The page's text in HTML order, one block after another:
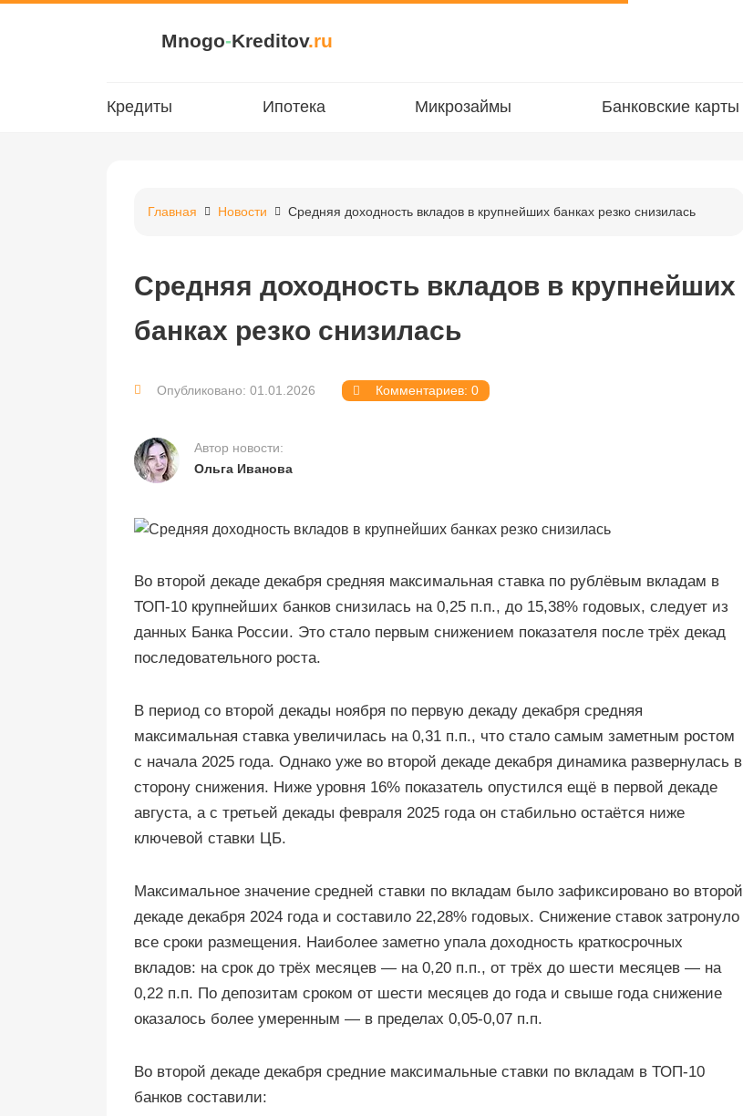
Mnogo-Kreditov.ru
Кредиты Ипотека Микрозаймы Банковские карты
Главная Новости Средняя доходность вкладов в крупнейших банках резко снизилась
Средняя доходность вкладов в крупнейших
банках резко снизилась
Опубликовано: 01.01.2026 Комментариев: 0
Автор новости:
Ольга Иванова
Во второй декаде декабря средняя максимальная ставка по рублёвым вкладам в
ТОП-10 крупнейших банков снизилась на 0,25 п.п., до 15,38% годовых, следует из
данных Банка России. Это стало первым снижением показателя после трёх декад
последовательного роста.
В период со второй декады ноября по первую декаду декабря средняя
максимальная ставка увеличилась на 0,31 п.п., что стало самым заметным ростом
с начала 2025 года. Однако уже во второй декаде декабря динамика развернулась в
сторону снижения. Ниже уровня 16% показатель опустился ещё в первой декаде
августа, а с третьей декады февраля 2025 года он стабильно остаётся ниже
ключевой ставки ЦБ.
Максимальное значение средней ставки по вкладам было зафиксировано во второй
декаде декабря 2024 года и составило 22,28% годовых. Снижение ставок затронуло
все сроки размещения. Наиболее заметно упала доходность краткосрочных
вкладов: на срок до трёх месяцев — на 0,20 п.п., от трёх до шести месяцев — на
0,22 п.п. По депозитам сроком от шести месяцев до года и свыше года снижение
оказалось более умеренным — в пределах 0,05-0,07 п.п.
Во второй декаде декабря средние максимальные ставки по вкладам в ТОП-10
банков составили: